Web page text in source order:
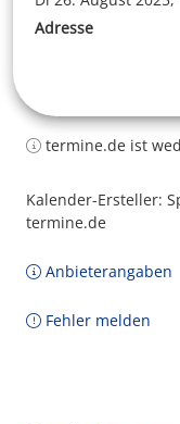
Adresse
termine.de ist
Kalender-Ersteller:
termine.de
Anbieterangaben
Fehler melden